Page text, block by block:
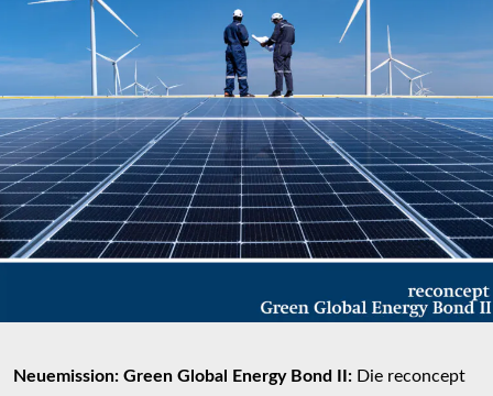
Neuemission: Green Global Energy Bond II: Die reconcept